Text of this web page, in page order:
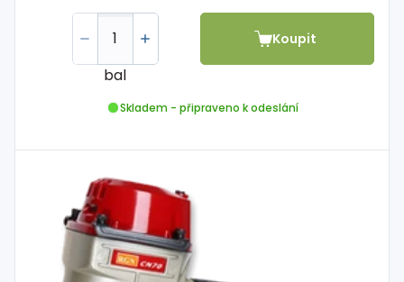
bal
Koupit
Skladem - připraveno k odeslání